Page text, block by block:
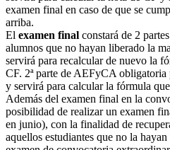
examen final en caso de que se
arriba.
El examen final constará de 2
alumnos que no hayan liberado la
servirá para recalcular de nuevo la
CF. 2ª parte de AEFyCA
y servirá para calcular la fórmula
Además del examen final en la
posibilidad de realizar un examen
en junio), con la finalidad de
aquellos estudiantes que no la